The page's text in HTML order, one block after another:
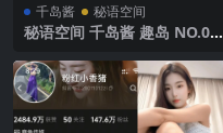
千岛酱 秘语空间
秘语空间 千岛酱 趣岛 NO.001